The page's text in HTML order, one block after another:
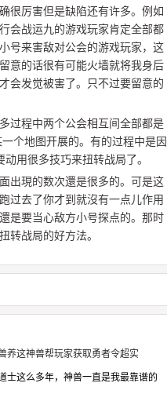
很厉害但是缺陷还有许多。例如
会战运九的游戏玩家肯定全部都
号来害敌对公会的游戏玩家，这
意的话很有可能火墙就将我身后
会发觉被害了。只不过要留意的
过程中两个公会相互间全部都是
个地图开展的。有的过程中是因
用很多技巧来扭转战局了。
出現的数次還是很多的。可是这
过去了你才到就沒有一点儿作用
是要当心敌方小号探点的。那时
转战局的好方法。
养这神兽帮玩家获取勇者令超实
士这么多年，神兽一直是我最靠谱的